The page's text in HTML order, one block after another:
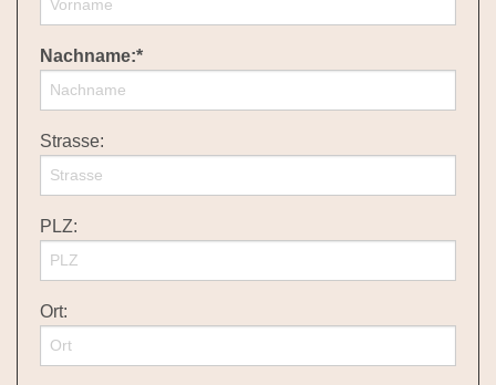
Nachname:*
Strasse:
PLZ:
Ort: